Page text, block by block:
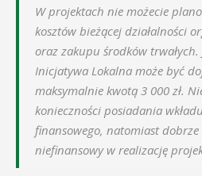
W projektach nie możecie
kosztów bieżącej działalności
oraz zakupu środków trwałych.
Inicjatywa Lokalna może być
maksymalnie kwotą 3 000 zł.
konieczności posiadania
finansowego, natomiast
niefinansowy w realizację